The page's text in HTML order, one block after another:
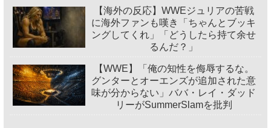
【海外の反応】WWEジュリアの苦戦
に海外ファンも嘆き「ちゃんとブッキ
ングしてくれ」「どうしたら持て余せ
るんだ？」
【WWE】「俺の知性を侮辱するな。
グンターとオーエンズが追加された意
味が分からない」ババ・レイ・ダッド
リーがSummerSlamを批判